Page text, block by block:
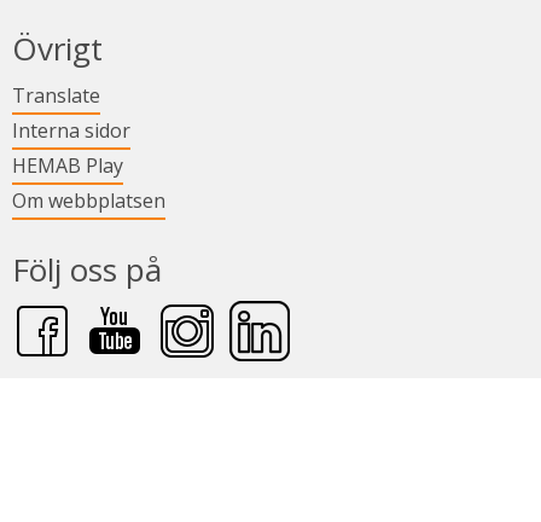
Övrigt
Translate
Interna sidorLänk till annan webbplats.
HEMAB PlayLänk till annan webbplats.
Om webbplatsen
Följ oss på